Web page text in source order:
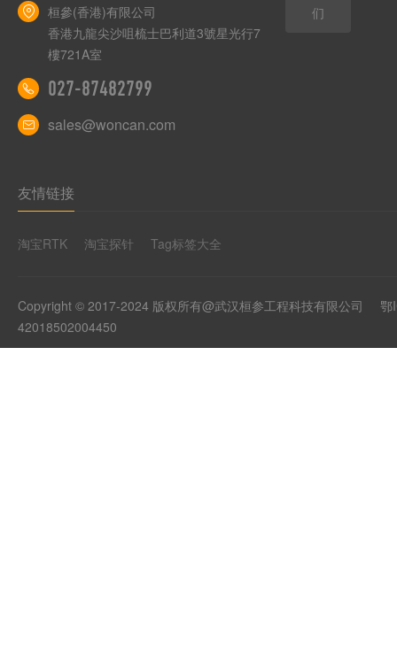
桓參(香港)有限公司
香港九龍尖沙咀梳士巴利道3號星光行7
樓721A室
027-87482799
sales@woncan.com
们
友情链接
淘宝RTK 淘宝探针 Tag标签大全
Copyright © 2017-2024 版权所有@武汉桓参工程科技有限公司
鄂
42018502004450